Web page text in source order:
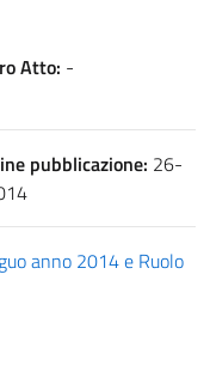
Atto: -
pubblicazione: 26-
anno 2014 e Ruolo